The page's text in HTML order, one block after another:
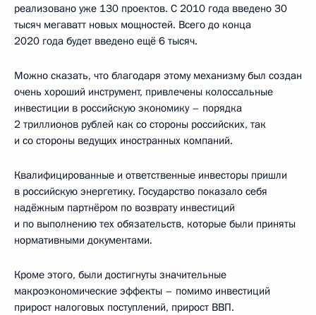
реализовано уже 130 проектов. С 2010 года введено 30
тысяч мегаватт новых мощностей. Всего до конца
2020 года будет введено ещё 6 тысяч.
Можно сказать, что благодаря этому механизму был создан
очень хороший инструмент, привлечены колоссальные
инвестиции в российскую экономику – порядка
2 триллионов рублей как со стороны российских, так
и со стороны ведущих иностранных компаний.
Квалифицированные и ответственные инвесторы пришли
в российскую энергетику. Государство показало себя
надёжным партнёром по возврату инвестиций
и по выполнению тех обязательств, которые были приняты
нормативными документами.
Кроме этого, были достигнуты значительные
макроэкономические эффекты – помимо инвестиций
прирост налоговых поступлений, прирост ВВП.